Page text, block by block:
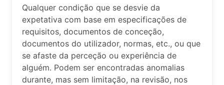
Qualquer condição que se desvie da
expetativa com base em especificações de
requisitos, documentos de conceção,
documentos do utilizador, normas, etc., ou que
se afaste da perceção ou experiência de
alguém. Podem ser encontradas anomalias
durante, mas sem limitação, na revisão, nos